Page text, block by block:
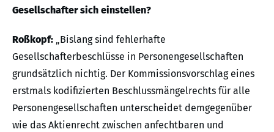
Gesellschafter sich einstellen?
Roßkopf: „Bislang sind fehlerhafte
Gesellschafterbeschlüsse in Personengesellschaften
grundsätzlich nichtig. Der Kommissionsvorschlag eines
erstmals kodifizierten Beschlussmängelrechts für alle
Personengesellschaften unterscheidet demgegenüber
wie das Aktienrecht zwischen anfechtbaren und